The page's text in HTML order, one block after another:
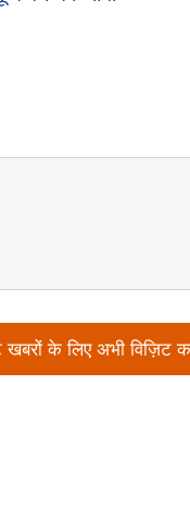
के लिए अभी विज़िट